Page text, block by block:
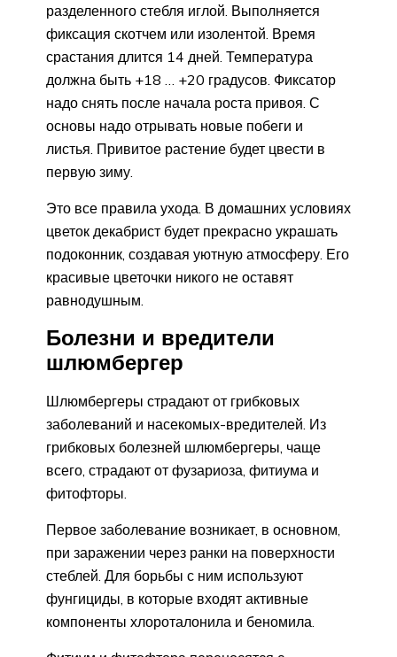
разделенного стебля иглой. Выполняется
фиксация скотчем или изолентой. Время
срастания длится 14 дней. Температура
должна быть +18 … +20 градусов. Фиксатор
надо снять после начала роста привоя. С
основы надо отрывать новые побеги и
листья. Привитое растение будет цвести в
первую зиму.
Это все правила ухода. В домашних условиях
цветок декабрист будет прекрасно украшать
подоконник, создавая уютную атмосферу. Его
красивые цветочки никого не оставят
равнодушным.
Болезни и вредители
шлюмбергер
Шлюмбергеры страдают от грибковых
заболеваний и насекомых-вредителей. Из
грибковых болезней шлюмбергеры, чаще
всего, страдают от фузариоза, фитиума и
фитофторы.
Первое заболевание возникает, в основном,
при заражении через ранки на поверхности
стеблей. Для борьбы с ним используют
фунгициды, в которые входят активные
компоненты хлороталонила и беномила.